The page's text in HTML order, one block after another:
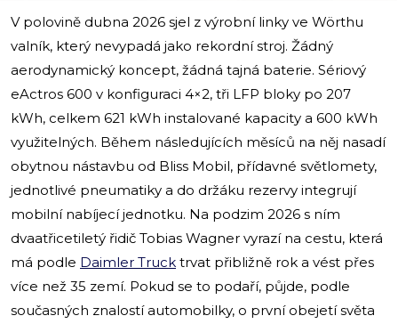
V polovině dubna 2026 sjel z výrobní linky ve Wörthu
valník, který nevypadá jako rekordní stroj. Žádný
aerodynamický koncept, žádná tajná baterie. Sériový
eActros 600 v konfiguraci 4×2, tři LFP bloky po 207
kWh, celkem 621 kWh instalované kapacity a 600 kWh
využitelných. Během následujících měsíců na něj nasadí
obytnou nástavbu od Bliss Mobil, přídavné světlomety,
jednotlivé pneumatiky a do držáku rezervy integrují
mobilní nabíjecí jednotku. Na podzim 2026 s ním
dvaatřicetiletý řidič Tobias Wagner vyrazí na cestu, která
má podle Daimler Truck trvat přibližně rok a vést přes
více než 35 zemí. Pokud se to podaří, půjde, podle
současných znalostí automobilky, o první obejetí světa